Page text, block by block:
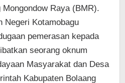
Mongondow Raya (BMR).
Negeri Kotamobagu
pemerasan kepada
seorang oknum
Masyarakat dan Desa
Kabupaten Bolaang